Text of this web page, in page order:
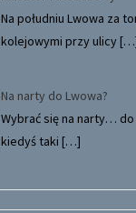
Na południu Lwowa za
kolejowymi przy ulicy
Na narty do Lwowa?
Wybrać się na narty… do
kiedyś taki […]